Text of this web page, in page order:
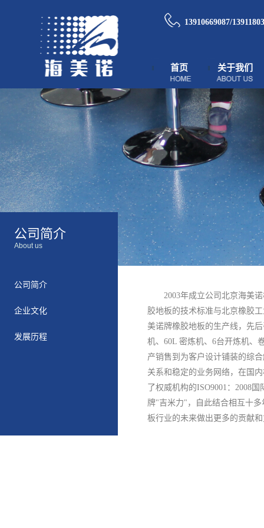
13910669087/
首页 关于我们
公司简介
About us
公司简介
企业文化
发展历程
2003年成立公司北京海美诺
胶地板的技术标准与北京橡胶
美诺牌橡胶地板的生产线，先
机、60L 密炼机、6台开炼机、
产销售到为客户设计铺装的综
关系和稳定的业务网络，在国
了权威机构的ISO9001：2008
牌"吉米力"，自此结合相互十
板行业的未来做出更多的贡献